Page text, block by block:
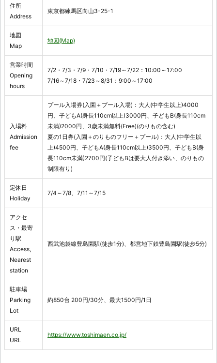
住所
Address
東京都練馬区向山3-25-1
地図
Map
地図(Map)
営業時間
Opening
hours
7/2・7/3・7/9・7/10・7/19～7/22：10:00～17:00
7/16～7/18・7/23～8/31：9:00～17:00
入場料
Admission
fee
プール入場券(入園＋プール入場)：大人(中学生以上)4000
円、子どもA(身長110cm以上)3000円、子どもB(身長110cm
未満)2000円、3歳未満無料(Free)(のりもの含む)
夏の1日券(入園＋のりものフリー＋プール)：大人(中学生以
上)4500円、子どもA(身長110cm以上)3500円、子どもB(身
長110cm未満)2700円(子どもBは要大人付き添い、のりもの
制限有り)
定休日
Holiday
7/4～7/8、7/11～7/15
アクセ
ス・最寄
り駅
Access,
Nearest
station
西武池袋線豊島園駅(徒歩1分)、都営地下鉄豊島園駅(徒歩5分)
駐車場
Parking
Lot
約850台 200円/30分、最大1500円/1日
URL
URL
https://www.toshimaen.co.jp/